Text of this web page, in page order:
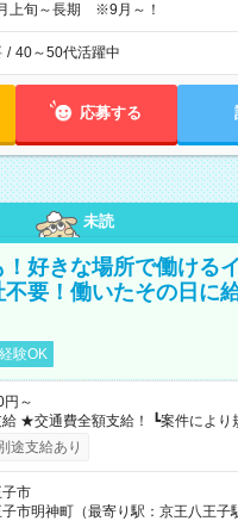
上旬～長期 ※9月～！
/ 40～50代活躍中
応募する
未読
好きな場所で働ける
要！働いたその日に
験OK
円～
り ★日払
定あり） ┗働いたその日に現金
日払い分を引き落とせます！ 【試用期間】試
途支給あり
市
市明神町（最寄り駅：京王八王子